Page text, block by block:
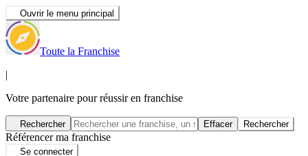
Ouvrir le menu principal
Toute la Franchise
|
Votre partenaire pour réussir en franchise
Rechercher Effacer Rechercher
Référencer ma franchise
Se connecter